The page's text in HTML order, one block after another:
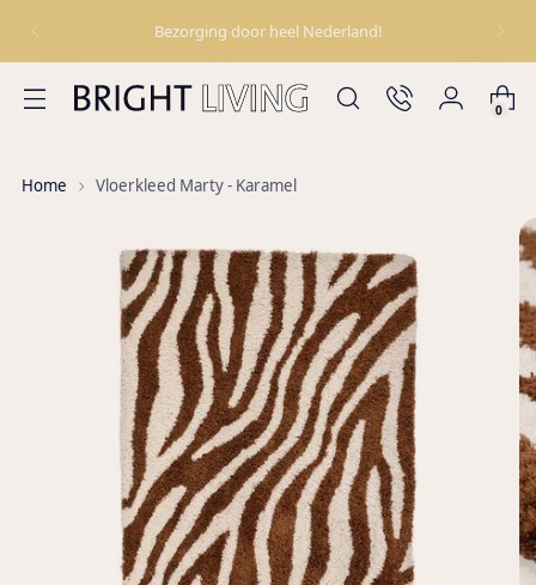
Bezorging door heel Nederland!
0
Home Vloerkleed Marty - Karamel